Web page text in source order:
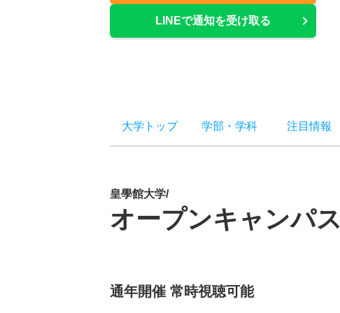
LINEで通知を受け取る
大学トップ 学部 ・ 学科 注目情報
皇學館大学/
オープンキャンパス
通年開催 常時視聴可能